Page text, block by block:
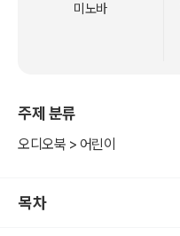
미노바
주제 분류
오디오북 > 어린이
목차